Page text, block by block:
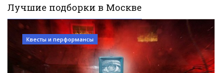
Лучшие подборки в Москве
Квесты и перформансы